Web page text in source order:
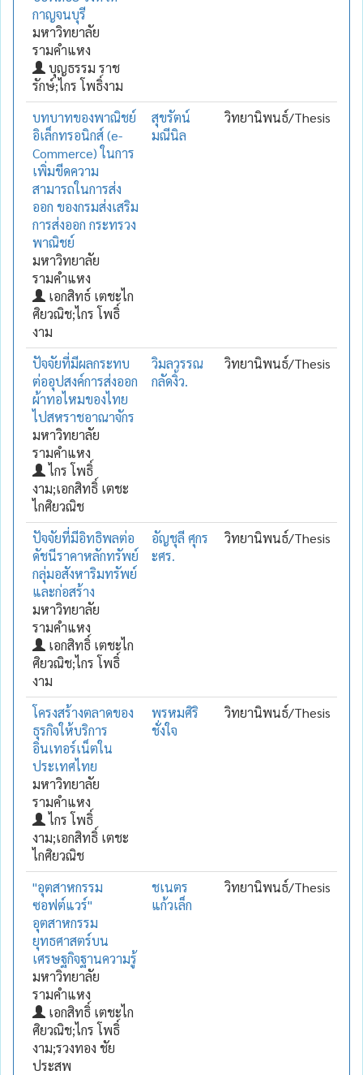
กาญจนบุรี
มหาวิทยาลัย
รามคำแหง
บุญธรรม ราช
รักษ์;ไกร โพธิ์งาม
บทบาทของพาณิชย์
อิเล็กทรอนิกส์ (e-
Commerce) ในการ
เพิ่มขีดความ
สามารถในการส่ง
ออก ของกรมส่งเสริม
การส่งออก กระทรวง
พาณิชย์
มหาวิทยาลัย
รามคำแหง
เอกสิทธ์ เตชะไก
ศิยวณิช;ไกร โพธิ์
งาม
สุขรัตน์
มณีนิล
วิทยานิพนธ์/Thesis
ปัจจัยที่มีผลกระทบ
ต่ออุปสงค์การส่งออก
ผ้าทอไหมของไทย
ไปสหราชอาณาจักร
มหาวิทยาลัย
รามคำแหง
ไกร โพธิ์
งาม;เอกสิทธิ์ เตชะ
ไกศิยวณิช
วิมลวรรณ
กลัดงิ้ว.
วิทยานิพนธ์/Thesis
ปัจจัยที่มีอิทธิพลต่อ
ดัชนีราคาหลักทรัพย์
กลุ่มอสังหาริมทรัพย์
และก่อสร้าง
มหาวิทยาลัย
รามคำแหง
เอกสิทธิ์ เตชะไก
ศิยวณิช;ไกร โพธิ์
งาม
อัญชุลี ศุกร
ะศร.
วิทยานิพนธ์/Thesis
โครงสร้างตลาดของ
ธุรกิจให้บริการ
อินเทอร์เน็ตใน
ประเทศไทย
มหาวิทยาลัย
รามคำแหง
ไกร โพธิ์
งาม;เอกสิทธิ์ เตชะ
ไกศิยวณิช
พรหมศิริ
ชั่งใจ
วิทยานิพนธ์/Thesis
"อุตสาหกรรม
ซอฟต์แวร์"
อุตสาหกรรม
ยุทธศาสตร์บน
เศรษฐกิจฐานความรู้
มหาวิทยาลัย
รามคำแหง
เอกสิทธิ์ เตชะไก
ศิยวณิช;ไกร โพธิ์
งาม;รวงทอง ชัย
ประสพ
ชเนตร
แก้วเล็ก
วิทยานิพนธ์/Thesis